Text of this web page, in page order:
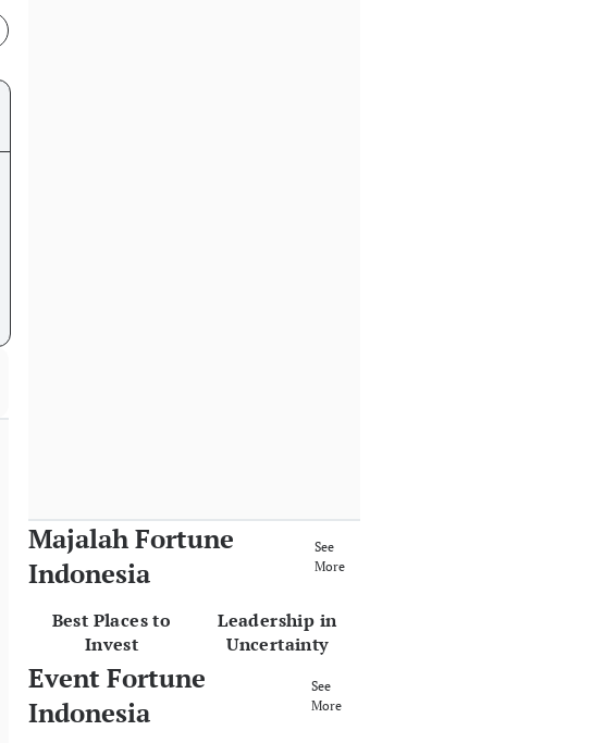
Majalah Fortune
Indonesia
See
More
Best Places to
Invest
Leadership in
Uncertainty
Event Fortune
Indonesia
See
More